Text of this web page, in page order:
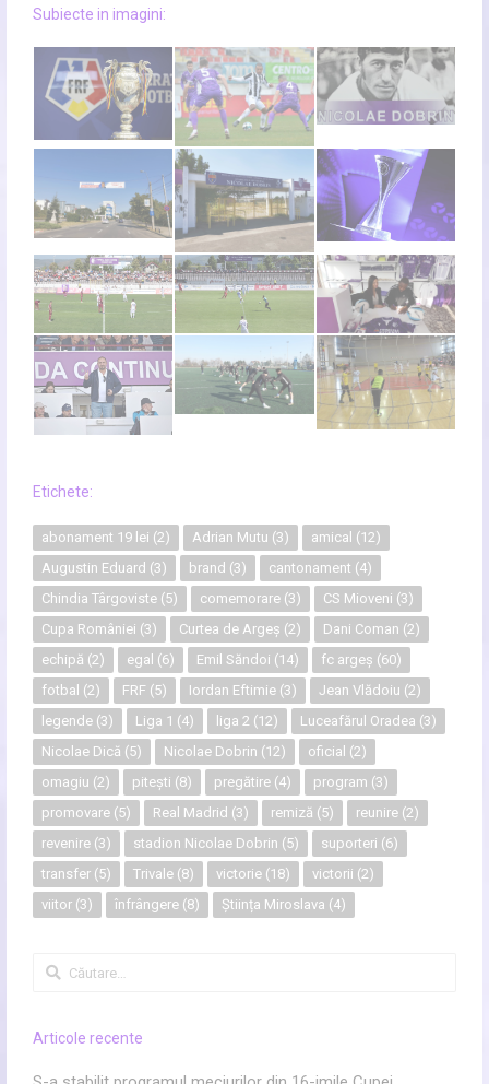
Subiecte in imagini:
Etichete:
abonament 19 lei (2) Adrian Mutu (3) amical (12)
Augustin Eduard (3) brand (3) cantonament (4)
Chindia Târgoviste(5) comemorare(3) CS Mioveni (3)
Cupa României (3) Curtea de Argeș (2) Dani Coman (2)
echipă (2) egal (6) Emil Săndoi (14) fc argeș (60)
fotbal (2) FRF(5) Iordan Eftimie(3) Jean Vlădoiu (2)
legende(3) Liga 1 (4) liga 2 (12) Luceafărul Oradea (3)
Nicolae Dică (5) Nicolae Dobrin (12) oficial (2)
omagiu (2) pitești (8) pregătire(4) program (3)
promovare(5) Real Madrid (3) remiză (5) reunire(2)
revenire(3) stadion Nicolae Dobrin (5) suporteri (6)
transfer(5) Trivale(8) victorie(18) victorii (2)
viitor(3) înfrângere(8) Știința Miroslava (4)
Caută
Articole recente